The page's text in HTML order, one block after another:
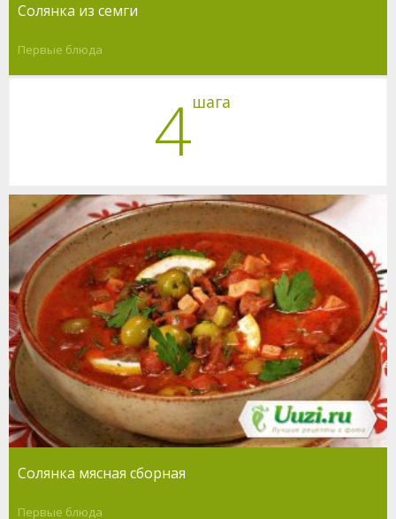
Солянка из семги
Первые блюда
4шага
Солянка мясная сборная
Первые блюда